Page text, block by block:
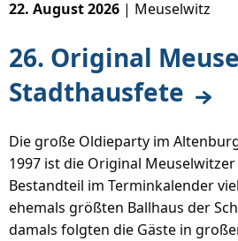
26. Original
Stadthausfete
22. August 2026 | Meuselwitz
Die große Oldieparty im
1997 ist die Original
Bestandteil im Terminkalender
ehemals größten Ballhaus der
damals folgten die Gäste in